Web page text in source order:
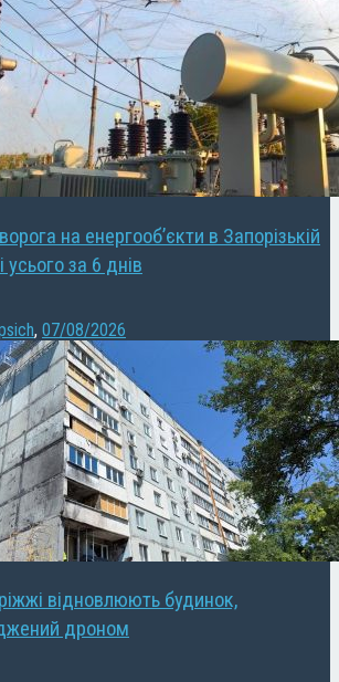
на енергооб’єкти в Запорізькій
усього за 6 днів
, 07/08/2026
відновлюють будинок,
дроном